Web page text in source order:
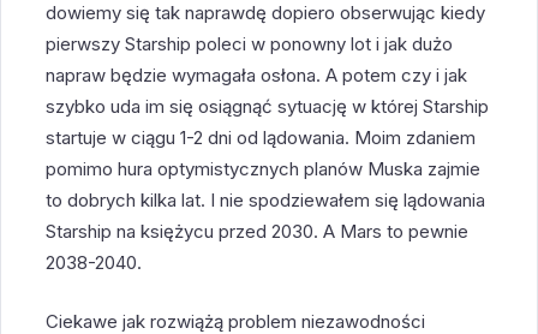
dowiemy się tak naprawdę dopiero obserwując kiedy
pierwszy Starship poleci w ponowny lot i jak dużo
napraw będzie wymagała osłona. A potem czy i jak
szybko uda im się osiągnąć sytuację w której Starship
startuje w ciągu 1-2 dni od lądowania. Moim zdaniem
pomimo hura optymistycznych planów Muska zajmie
to dobrych kilka lat. I nie spodziewałem się lądowania
Starship na księżycu przed 2030. A Mars to pewnie
2038-2040.
Ciekawe jak rozwiążą problem niezawodności